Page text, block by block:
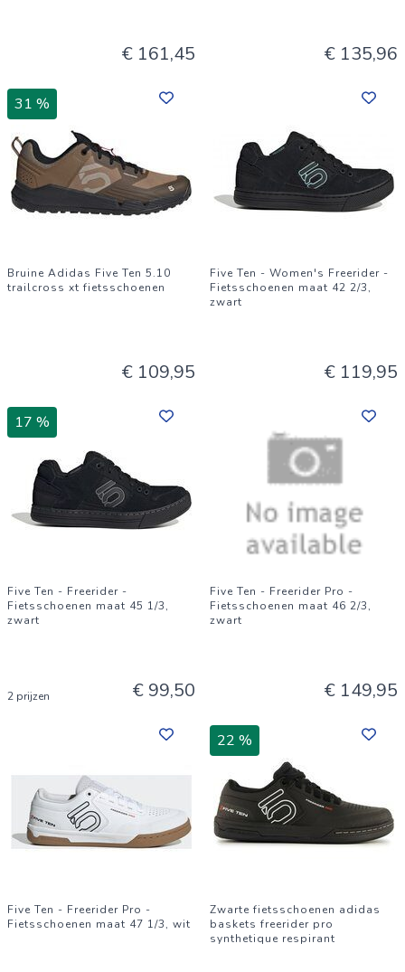
€ 161,45 € 135,96
31 %
Bruine Adidas Five Ten 5.10
trailcross xt fietsschoenen
€ 109,95
Five Ten - Women's Freerider -
Fietsschoenen maat 42 2/3,
zwart
€ 119,95
17 %
Five Ten - Freerider -
Fietsschoenen maat 45 1/3,
zwart
2 prijzen € 99,50
Five Ten - Freerider Pro -
Fietsschoenen maat 46 2/3,
zwart
€ 149,95
Five Ten - Freerider Pro -
Fietsschoenen maat 47 1/3, wit
22 %
Zwarte fietsschoenen adidas
baskets freerider pro
synthetique respirant